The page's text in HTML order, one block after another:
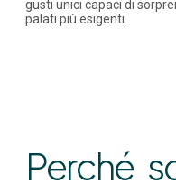
gusti unici capaci di
palati più esigenti.
Perché